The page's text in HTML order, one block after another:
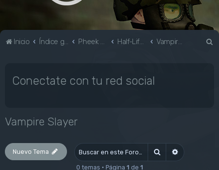
Inicio Índice general Pheek Gaming Half-Life & Mods Vampire Slayer
Conectate con tu red social
Vampire Slayer
Nuevo Tema Buscar Búsqueda
0 temas • Página 1 de 1